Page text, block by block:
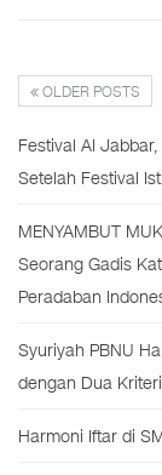
OLDER POSTS
Festival Al
Setelah Festival
MENYAMBUT
Seorang Gadis
Peradaban
Syuriyah PBNU
dengan Dua
Harmoni Iftar di